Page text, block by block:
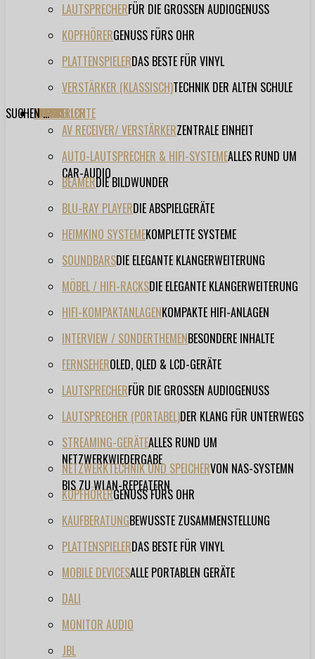
LAUTSPRECHERFÜR DIE GROSSEN AUDIOGENUSS
KOPFHÖRERGENUSS FÜRS OHR
PLATTENSPIELERDAS BESTE FÜR VINYL
VERSTÄRKER (KLASSISCH)TECHNIK DER ALTEN SCHULE
TESTBERICHTE
AV RECEIVER/ VERSTÄRKERZENTRALE EINHEIT
AUTO-LAUTSPRECHER & HIFI-SYSTEMEALLES RUND UM
CAR-AUDIO
BEAMERDIE BILDWUNDER
BLU-RAY PLAYERDIE ABSPIELGERÄTE
HEIMKINO SYSTEMEKOMPLETTE SYSTEME
SOUNDBARSDIE ELEGANTE KLANGERWEITERUNG
MÖBEL / HIFI-RACKSDIE ELEGANTE KLANGERWEITERUNG
HIFI-KOMPAKTANLAGENKOMPAKTE HIFI-ANLAGEN
INTERVIEW / SONDERTHEMENBESONDERE INHALTE
FERNSEHEROLED, QLED & LCD-GERÄTE
LAUTSPRECHERFÜR DIE GROSSEN AUDIOGENUSS
LAUTSPRECHER (PORTABEL)DER KLANG FÜR UNTERWEGS
STREAMING-GERÄTEALLES RUND UM
NETZWERKWIEDERGABE
NETZWERKTECHNIK UND SPEICHERVON NAS-SYSTEMN
BIS ZU WLAN-REPEATERN
KOPFHÖRERGENUSS FÜRS OHR
KAUFBERATUNGBEWUSSTE ZUSAMMENSTELLUNG
PLATTENSPIELERDAS BESTE FÜR VINYL
MOBILE DEVICESALLE PORTABLEN GERÄTE
FORUM
FILME
VIDEOS
HERSTELLER
DALI
MONITOR AUDIO
JBL
EVENT
SUCHEN ...